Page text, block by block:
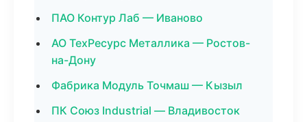
ПАО Контур Лаб — Иваново
АО ТехРесурс Металлика — Ростов-
на-Дону
Фабрика Модуль Точмаш — Кызыл
ПК Союз Industrial — Владивосток